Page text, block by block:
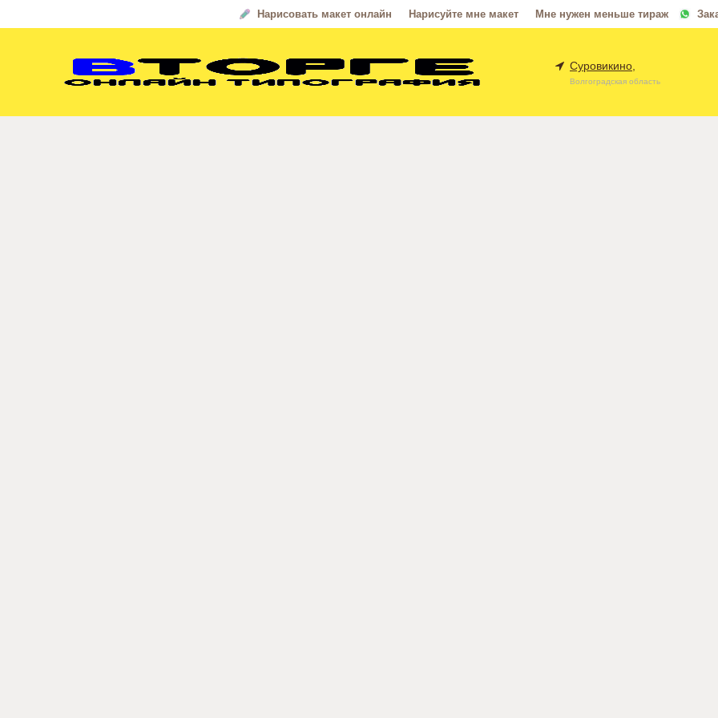
Нарисовать макет онлайн Нарисуйте мне макет Мне нужен меньше тираж
Суровикино,
Волгоградская область